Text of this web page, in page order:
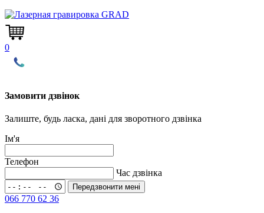
0
Замовити дзвінок
Залиште, будь ласка, дані для зворотного дзвінка
Ім'я
Телефон
Час дзвінка
Передзвонити мені
066 770 62 36